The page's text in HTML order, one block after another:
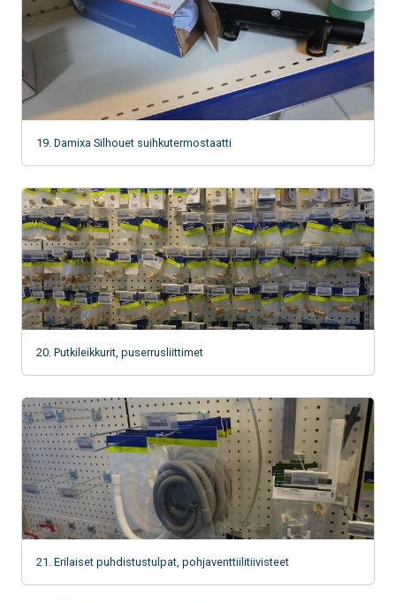
19. Damixa Silhouet suihkutermostaatti
20. Putkileikkurit, puserrusliittimet
21. Erilaiset puhdistustulpat, pohjaventtiilitiivisteet